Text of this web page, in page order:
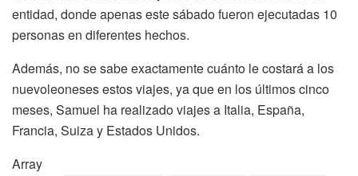
entidad, donde apenas este sábado fueron ejecutadas 10
personas en diferentes hechos.
Además, no se sabe exactamente cuánto le costará a los
nuevoleoneses estos viajes, ya que en los últimos cinco
meses, Samuel ha realizado viajes a Italia, España,
Francia, Suiza y Estados Unidos.
Array